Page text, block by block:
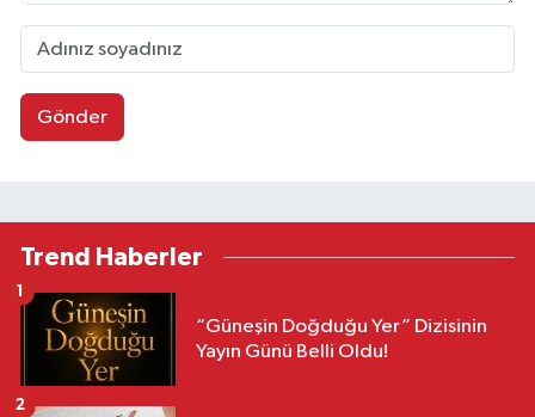
Gönder
Trend Haberler
“Güneşin Doğduğu Yer” Dizisinin
Yayın Günü Belli Oldu!
1
2